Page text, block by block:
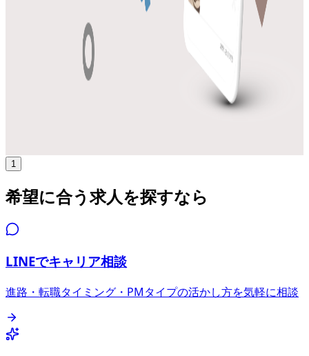
10→100（プロダクト拡大）
募集中の求人情報
27卒ビジネス職_事業開発
1
希望に合う求人を探すなら
LINEでキャリア相談
進路・転職タイミング・PMタイプの活かし方を気軽に相談